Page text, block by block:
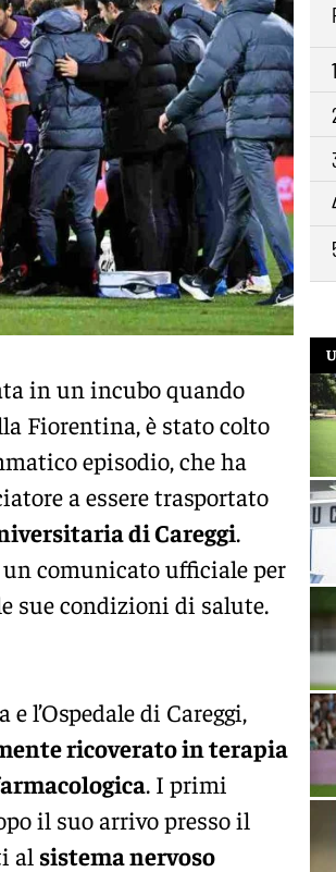
in un incubo quando
Fiorentina, è stato colto
episodio, che ha
a essere trasportato
di Careggi.
comunicato ufficiale per
sue condizioni di salute.
l’Ospedale di Careggi,
ricoverato in terapia
. I primi
il suo arrivo presso il
al sistema nervoso
1